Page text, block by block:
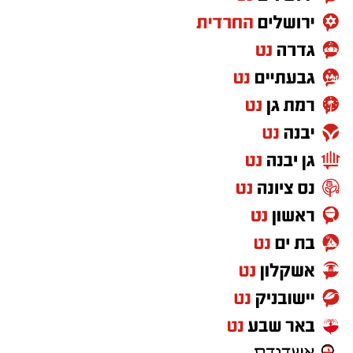
החשמל שלהן ולהוזיל את החשבון במאות ואף
אלפי שקלים בשנה. אני מודה לראש המועצה
אבישי כהן על העבודה המצוינת, יחד עם ראש
המועצה נמשיך לעבוד למען תושבי ותושבות מטה
יהודה".